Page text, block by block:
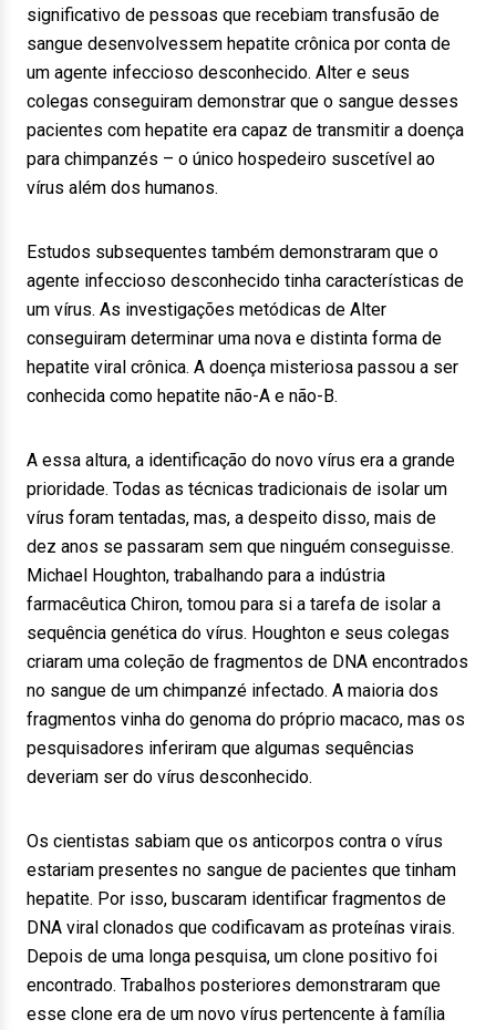
significativo de pessoas que recebiam transfusão de
sangue desenvolvessem hepatite crônica por conta de
um agente infeccioso desconhecido. Alter e seus
colegas conseguiram demonstrar que o sangue desses
pacientes com hepatite era capaz de transmitir a doença
para chimpanzés – o único hospedeiro suscetível ao
vírus além dos humanos.
Estudos subsequentes também demonstraram que o
agente infeccioso desconhecido tinha características de
um vírus. As investigações metódicas de Alter
conseguiram determinar uma nova e distinta forma de
hepatite viral crônica. A doença misteriosa passou a ser
conhecida como hepatite não-A e não-B.
A essa altura, a identificação do novo vírus era a grande
prioridade. Todas as técnicas tradicionais de isolar um
vírus foram tentadas, mas, a despeito disso, mais de
dez anos se passaram sem que ninguém conseguisse.
Michael Houghton, trabalhando para a indústria
farmacêutica Chiron, tomou para si a tarefa de isolar a
sequência genética do vírus. Houghton e seus colegas
criaram uma coleção de fragmentos de DNA encontrados
no sangue de um chimpanzé infectado. A maioria dos
fragmentos vinha do genoma do próprio macaco, mas os
pesquisadores inferiram que algumas sequências
deveriam ser do vírus desconhecido.
Os cientistas sabiam que os anticorpos contra o vírus
estariam presentes no sangue de pacientes que tinham
hepatite. Por isso, buscaram identificar fragmentos de
DNA viral clonados que codificavam as proteínas virais.
Depois de uma longa pesquisa, um clone positivo foi
encontrado. Trabalhos posteriores demonstraram que
esse clone era de um novo vírus pertencente à família